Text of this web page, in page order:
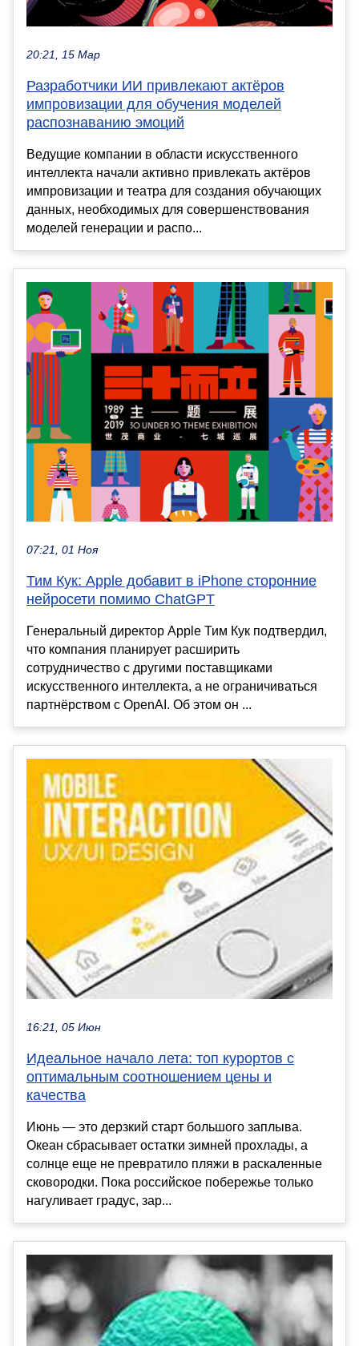
20:21, 15 Мар
Разработчики ИИ привлекают актёров
импровизации для обучения моделей
распознаванию эмоций
Ведущие компании в области искусственного
интеллекта начали активно привлекать актёров
импровизации и театра для создания обучающих
данных, необходимых для совершенствования
моделей генерации и распо...
07:21, 01 Ноя
Тим Кук: Apple добавит в iPhone сторонние
нейросети помимо ChatGPT
Генеральный директор Apple Тим Кук подтвердил,
что компания планирует расширить
сотрудничество с другими поставщиками
искусственного интеллекта, а не ограничиваться
партнёрством с OpenAI. Об этом он ...
16:21, 05 Июн
Идеальное начало лета: топ курортов с
оптимальным соотношением цены и
качества
Июнь — это дерзкий старт большого заплыва.
Океан сбрасывает остатки зимней прохлады, а
солнце еще не превратило пляжи в раскаленные
сковородки. Пока российское побережье только
нагуливает градус, зар...